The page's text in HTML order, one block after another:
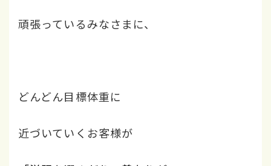
頑張っているみなさまに、
どんどん目標体重に
近づいていくお客様が